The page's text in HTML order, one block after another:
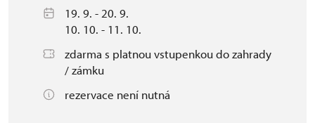
19. 9. - 20. 9.
10. 10. - 11. 10.
zdarma s platnou vstupenkou do zahrady
/ zámku
rezervace není nutná